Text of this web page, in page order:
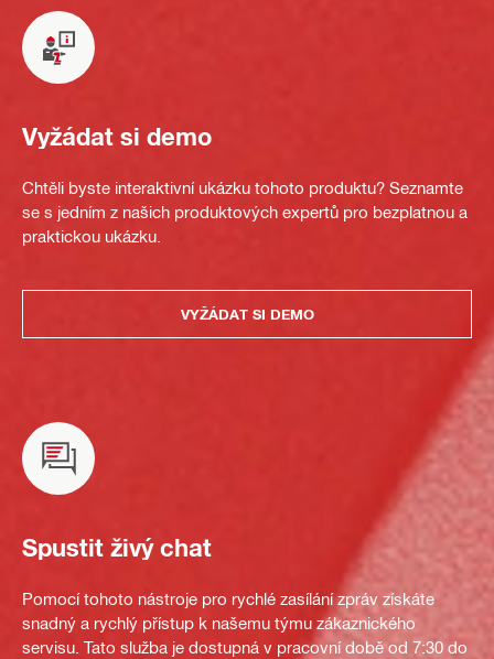
Vyžádat si demo
Chtěli byste interaktivní ukázku tohoto produktu? Seznamte
se s jedním z našich produktových expertů pro bezplatnou a
praktickou ukázku.
VYŽÁDAT SI DEMO
Spustit živý chat
Pomocí tohoto nástroje pro rychlé zasílání zpráv získáte
snadný a rychlý přístup k našemu týmu zákaznického
servisu. Tato služba je dostupná v pracovní době od 7:30 do